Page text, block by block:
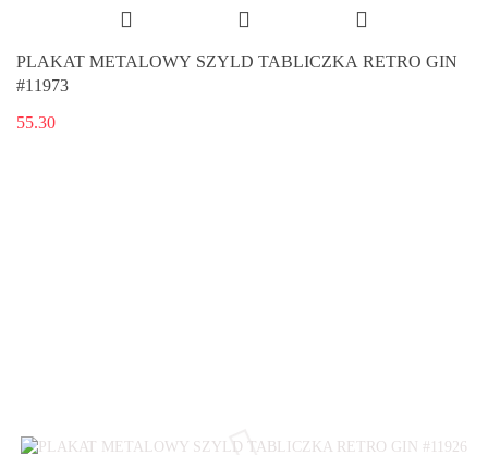
PLAKAT METALOWY SZYLD TABLICZKA RETRO GIN
#11973
55.30